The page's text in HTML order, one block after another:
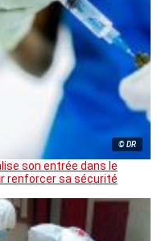
© DR
son entrée dans le
renforcer sa sécurité